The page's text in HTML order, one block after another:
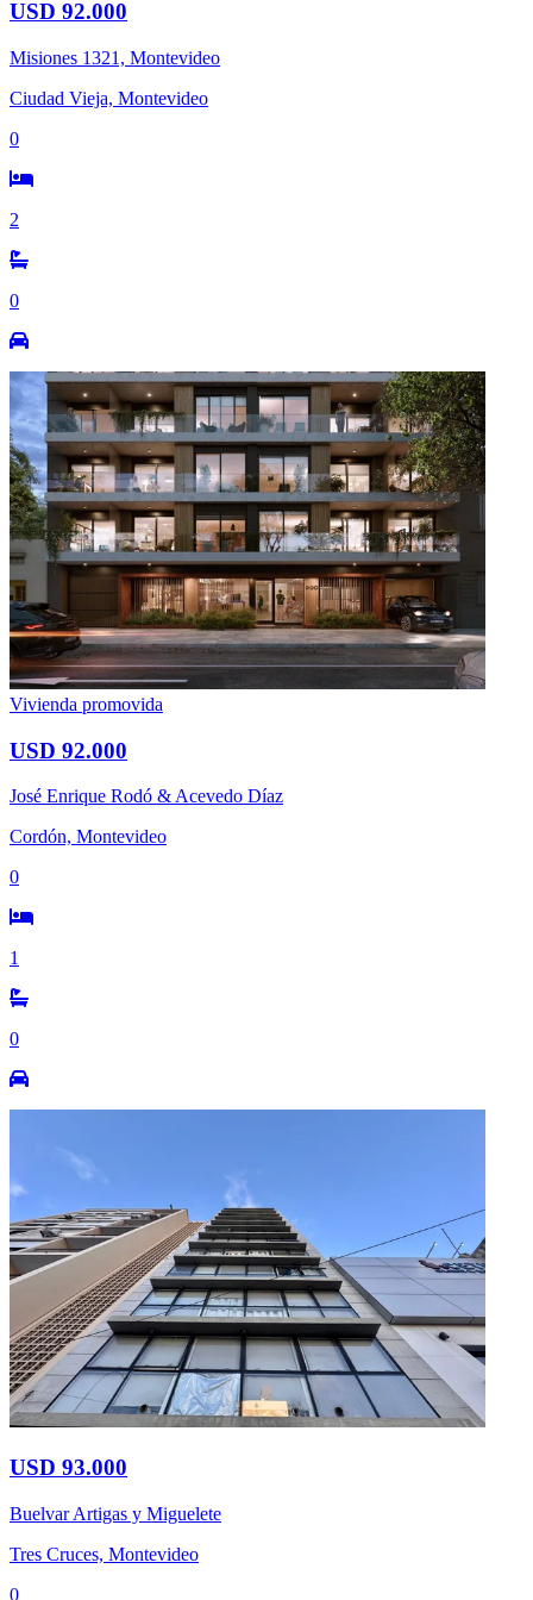
USD 92.000
Misiones 1321, Montevideo
Ciudad Vieja, Montevideo
0
2
0
Vivienda promovida
USD 92.000
José Enrique Rodó & Acevedo Díaz
Cordón, Montevideo
0
1
0
USD 93.000
Buelvar Artigas y Miguelete
Tres Cruces, Montevideo
0